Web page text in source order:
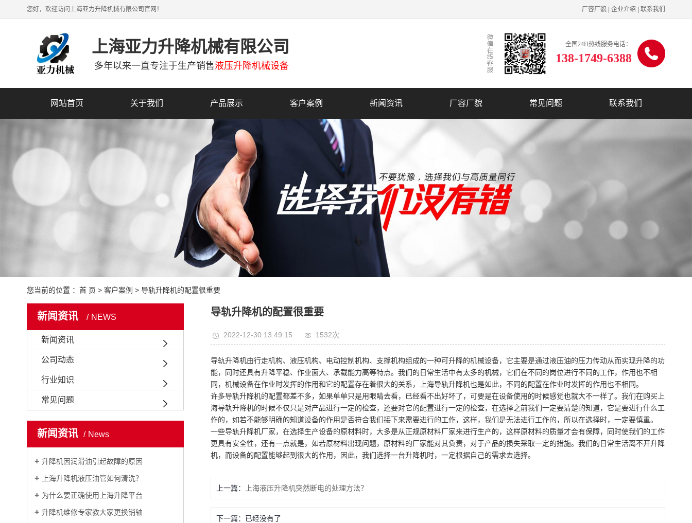
您好，欢迎访问上海亚力升降机械有限公司官网！ 厂容厂貌 企业介绍 联系我们
上海亚力升降机械有限公司
多年以来一直专注于生产销售液压升降机械设备
全国24H热线服务电话：
138-1749-6388
网站首页 关于我们 产品展示 客户案例 新闻资讯 厂容厂貌 常见问题 联系我们
您当前的位置 ： 首 页 > 客户案例 > 导轨升降机的配置很重要
新闻资讯 NEWS
新闻资讯
公司动态
行业知识
常见问题
新闻资讯 News
升降机因润滑油引起故障的原因
上海升降机液压油管如何清洗？
为什么要正确使用上海升降平台
升降机维修专家教大家更换销轴
导轨升降机的配置很重要
2022-12-30 13:49:15 1532次
导轨升降机由行走机构、液压机构、电动控制机构、支撑机构组成的一种可升降的机械设备，它主要是通过液压油的压力传动从而实现升降的功
能，同时还具有升降平稳、作业面大、承载能力高等特点。我们的日常生活中有太多的机械，它们在不同的岗位进行不同的工作，作用也不相
同，机械设备在作业时发挥的作用和它的配置存在着很大的关系，上海导轨升降机也是如此，不同的配置在作业时发挥的作用也不相同。
许多导轨升降机的配置都差不多，如果单单只是用眼睛去看，已经看不出好坏了，可要是在设备使用的时候感觉也就大不一样了。我们在购买上
海导轨升降机的时候不仅只是对产品进行一定的检查，还要对它的配置进行一定的检查，在选择之前我们一定要清楚的知道，它是要进行什么工
作的，如若不能够明确的知道设备的作用是否符合我们接下来需要进行的工作，这样，我们是无法进行工作的，所以在选择时，一定要慎重。
一些导轨升降机厂家，在选择生产设备的原材料时，大多是从正规原材料厂家来进行生产的，这样原材料的质量才会有保障，同时使我们的工作
更具有安全性，还有一点就是，如若原材料出现问题，原材料的厂家能对其负责，对于产品的损失采取一定的措施。我们的日常生活离不开升降
机，而设备的配置能够起到很大的作用，因此，我们选择一台升降机时，一定根据自己的需求去选择。
上一篇： 上海液压升降机突然断电的处理方法？
下一篇：已经没有了